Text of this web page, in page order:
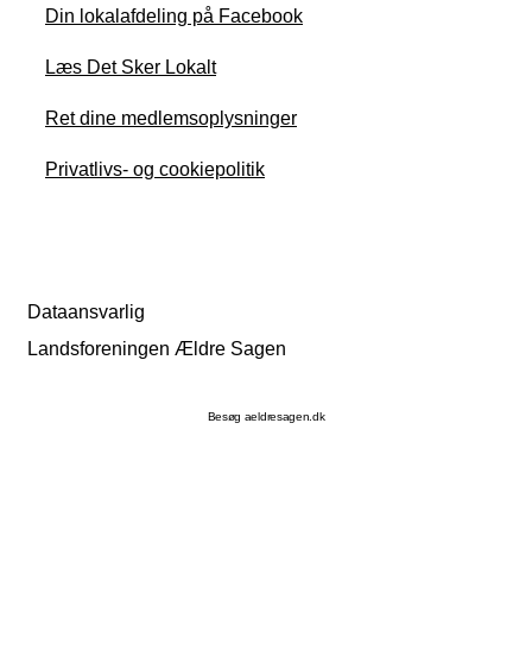
Din lokalafdeling på Facebook
Læs Det Sker Lokalt
Ret dine medlemsoplysninger
Privatlivs- og cookiepolitik
Dataansvarlig
Landsforeningen Ældre Sagen
Besøg aeldresagen.dk